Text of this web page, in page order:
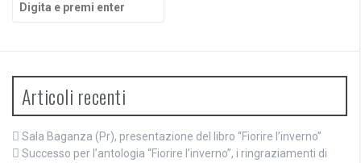
Articoli recenti
Sala Baganza (Pr), presentazione del libro “Fiorire l’inverno”
Successo per l’antologia “Fiorire l’inverno”, i ringraziamenti di